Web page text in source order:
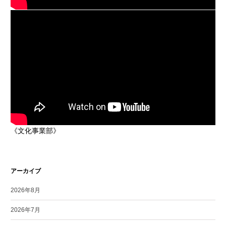
《文化事業部》
アーカイブ
2026年8月
2026年7月